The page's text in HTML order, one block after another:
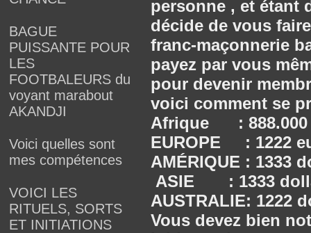
BAGUE
PUISSANTE POUR
LES
FOOTBALEURS du
voyant marabout
AKANDJI
Voici quelles sont
mes compétences
VOICI LES
RITUELS, SORTS
ET INITIATIONS
personne , et étant
décide de vous
franc-maçonnerie
payez par vous
pour devenir
voici comment se
Afrique : 888.000
EUROPE : 1222
AMÉRIQUE : 1333
ASIE : 1333
AUSTRALIE: 1222
Vous devez bien